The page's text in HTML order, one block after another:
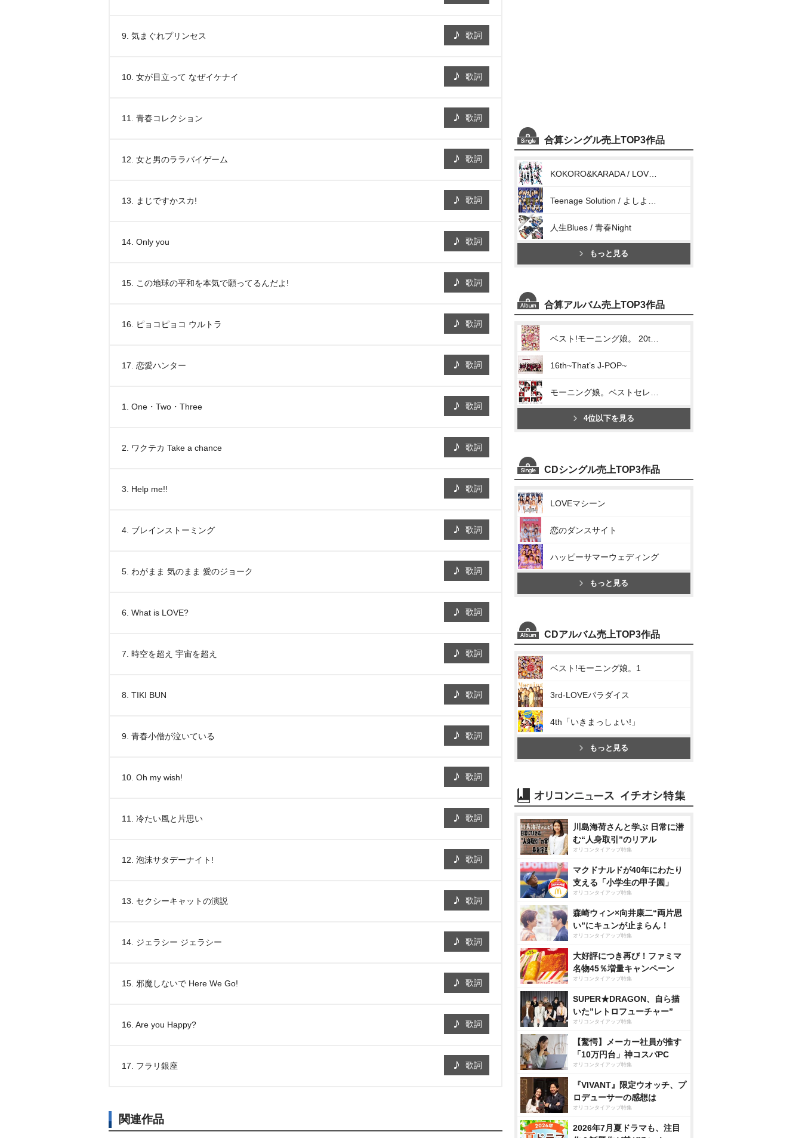
9. 気まぐれプリンセス 歌詞
10. 女が目立って なぜイケナイ 歌詞
11. 青春コレクション 歌詞
12. 女と男のララバイゲーム 歌詞
13. まじですかスカ! 歌詞
14. Only you 歌詞
15. この地球の平和を本気で願ってるんだよ! 歌詞
16. ピョコピョコ ウルトラ 歌詞
17. 恋愛ハンター 歌詞
1. One・Two・Three 歌詞
2. ワクテカ Take a chance 歌詞
3. Help me!! 歌詞
4. ブレインストーミング 歌詞
5. わがまま 気のまま 愛のジョーク 歌詞
6. What is LOVE? 歌詞
7. 時空を超え 宇宙を超え 歌詞
8. TIKI BUN 歌詞
9. 青春小僧が泣いている 歌詞
10. Oh my wish! 歌詞
11. 冷たい風と片思い 歌詞
12. 泡沫サタデーナイト! 歌詞
13. セクシーキャットの演説 歌詞
14. ジェラシー ジェラシー 歌詞
15. 邪魔しないで Here We Go! 歌詞
16. Are you Happy? 歌詞
17. フラリ銀座 歌詞
関連作品
合算シングル売上TOP3作品
人生Blues / 青春Night
もっと見る
合算アルバム売上TOP3作品
16th~That’s J-POP~
4位以下を見る
CDシングル売上TOP3作品
LOVEマシーン
恋のダンスサイト
ハッピーサマーウェディング
もっと見る
CDアルバム売上TOP3作品
ベスト!モーニング娘。1
3rd-LOVEパラダイス
4th「いきまっしょい!」
もっと見る
川島海荷さんと学ぶ 日常に潜
む“人身取引”のリアル
オリコンタイアップ特集
マクドナルドが40年にわたり
支える「小学生の甲子園」
オリコンタイアップ特集
森崎ウィン×向井康二“両片思
い”にキュンが止まらん！
オリコンタイアップ特集
大好評につき再び！ファミマ
名物45％増量キャンペーン
オリコンタイアップ特集
SUPER★DRAGON、自ら描
いた”レトロフューチャー”
オリコンタイアップ特集
【驚愕】メーカー社員が推す
「10万円台」神コスパPC
オリコンタイアップ特集
『VIVANT』限定ウオッチ、プ
ロデューサーの感想は
オリコンタイアップ特集
2026年7月夏ドラマも、注目